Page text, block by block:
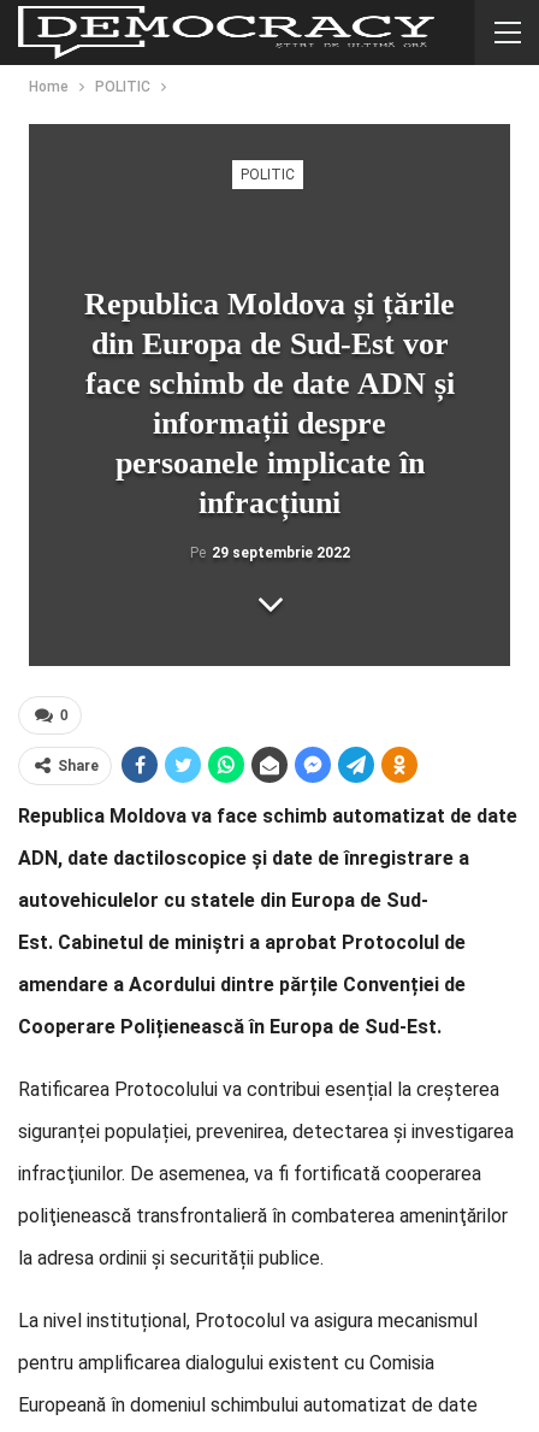
Home POLITIC
POLITIC
Republica Moldova și țările
din Europa de Sud-Est vor
face schimb de date ADN și
informații despre
persoanele implicate în
infracțiuni
Pe 29 septembrie 2022
0
Share
Republica Moldova va face schimb automatizat de date
ADN, date dactiloscopice și date de înregistrare a
autovehiculelor cu statele din Europa de Sud-
Est. Cabinetul de miniștri a aprobat Protocolul de
amendare a Acordului dintre părțile Convenției de
Cooperare Polițienească în Europa de Sud-Est.
Ratificarea Protocolului va contribui esențial la creșterea
siguranței populației, prevenirea, detectarea şi investigarea
infracţiunilor. De asemenea, va fi fortificată cooperarea
poliţienească transfrontalieră în combaterea ameninţărilor
la adresa ordinii şi securității publice.
La nivel instituțional, Protocolul va asigura mecanismul
pentru amplificarea dialogului existent cu Comisia
Europeană în domeniul schimbului automatizat de date